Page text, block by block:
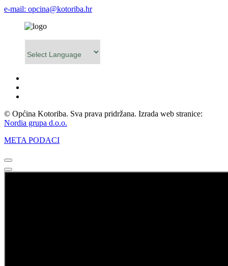
e-mail: opcina@kotoriba.hr
© Općina Kotoriba. Sva prava pridržana. Izrada web stranice:
Nordia grupa d.o.o.
META PODACI